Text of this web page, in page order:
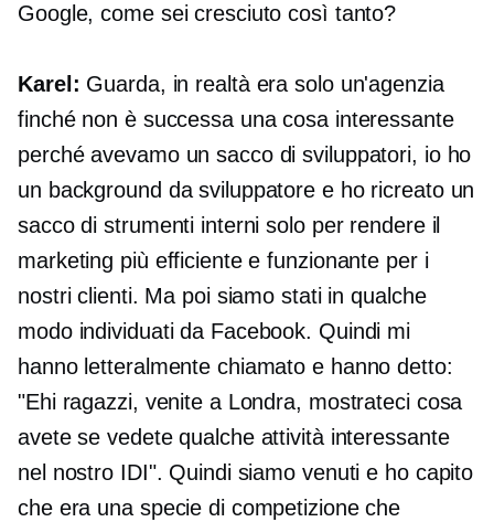
Google, come sei cresciuto così tanto?
Karel: Guarda, in realtà era solo un'agenzia
finché non è successa una cosa interessante
perché avevamo un sacco di sviluppatori, io ho
un background da sviluppatore e ho ricreato un
sacco di strumenti interni solo per rendere il
marketing più efficiente e funzionante per i
nostri clienti. Ma poi siamo stati in qualche
modo individuati da Facebook. Quindi mi
hanno letteralmente chiamato e hanno detto:
"Ehi ragazzi, venite a Londra, mostrateci cosa
avete se vedete qualche attività interessante
nel nostro IDI". Quindi siamo venuti e ho capito
che era una specie di competizione che